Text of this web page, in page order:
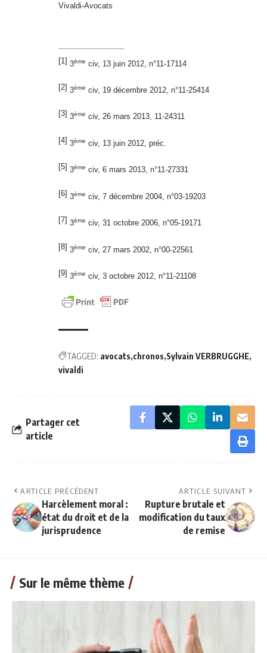
Vivaldi-Avocats
[1] 3ème civ, 13 juin 2012, n°11-17114
[2] 3ème civ, 19 décembre 2012, n°11-25414
[3] 3ème civ, 26 mars 2013, 11-24311
[4] 3ème civ, 13 juin 2012, préc.
[5] 3ème civ, 6 mars 2013, n°11-27331
[6] 3ème civ, 7 décembre 2004, n°03-19203
[7] 3ème civ, 31 octobre 2006, n°05-19171
[8] 3ème civ, 27 mars 2002, n°00-22561
[9] 3ème civ, 3 octobre 2012, n°11-21108
TAGGED: avocats chronos Sylvain VERBRUGGHE
vivaldi
Partager cet
article
ARTICLE PRÉCÉDENT
Harcèlement moral :
état du droit et de la
jurisprudence
ARTICLE SUIVANT
Rupture brutale et
modification du taux
de remise
Sur le même thème